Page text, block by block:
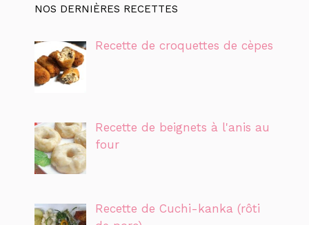
NOS DERNIÈRES RECETTES
Recette de croquettes de cèpes
Recette de beignets à l'anis au
four
Recette de Cuchi-kanka (rôti